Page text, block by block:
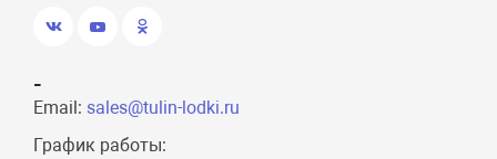
-
Email: sales@tulin-lodki.ru
График работы: